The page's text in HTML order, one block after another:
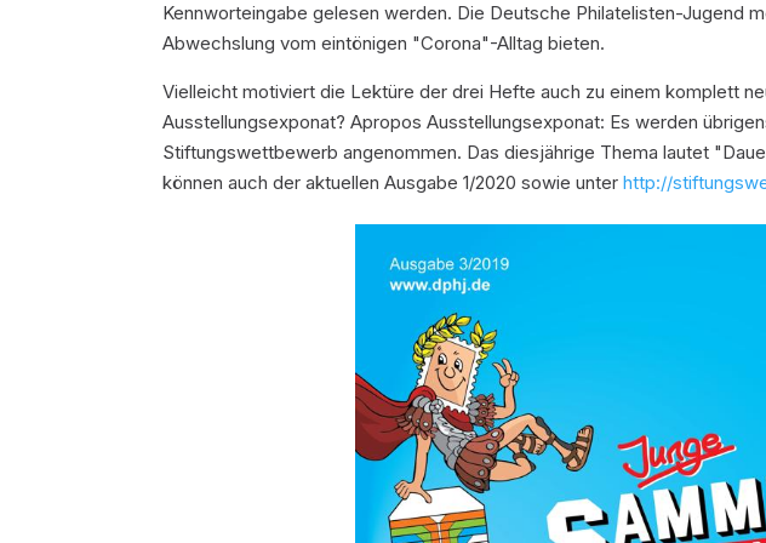
Kennworteingabe gelesen werden. Die Deutsche Philatelisten-Jugend
Abwechslung vom eintönigen "Corona"-Alltag bieten.
Vielleicht motiviert die Lektüre der drei Hefte auch zu einem komplett
Ausstellungsexponat? Apropos Ausstellungsexponat: Es werden
Stiftungswettbewerb angenommen. Das diesjährige Thema lautet
können auch der aktuellen Ausgabe 1/2020 sowie unterhttp://